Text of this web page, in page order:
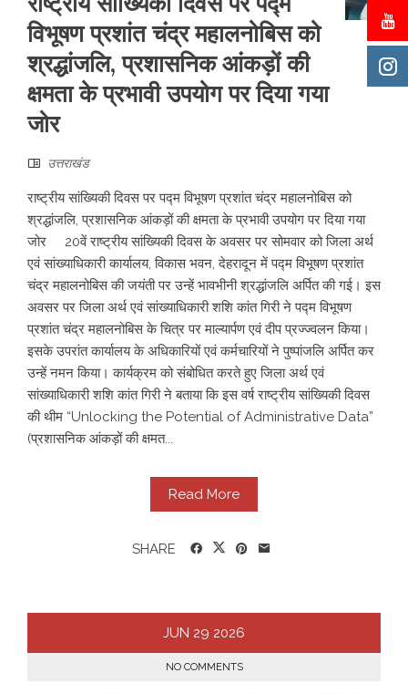
विभूषण प्रशांत चंद्र महालनोबिस को
श्रद्धांजलि, प्रशासनिक आंकड़ों की
क्षमता के प्रभावी उपयोग पर दिया गया
जोर
उत्तराखंड
राष्ट्रीय सांख्यिकी दिवस पर पद्म विभूषण प्रशांत चंद्र महालनोबिस को
श्रद्धांजलि, प्रशासनिक आंकड़ों की क्षमता के प्रभावी उपयोग पर दिया गया
जोर 20वें राष्ट्रीय सांख्यिकी दिवस के अवसर पर सोमवार को जिला अर्थ
एवं सांख्याधिकारी कार्यालय, विकास भवन, देहरादून में पद्म विभूषण प्रशांत
चंद्र महालनोबिस की जयंती पर उन्हें भावभीनी श्रद्धांजलि अर्पित की गई। इस
अवसर पर जिला अर्थ एवं सांख्याधिकारी शशि कांत गिरी ने पद्म विभूषण
प्रशांत चंद्र महालनोबिस के चित्र पर माल्यार्पण एवं दीप प्रज्ज्वलन किया।
इसके उपरांत कार्यालय के अधिकारियों एवं कर्मचारियों ने पुष्पांजलि अर्पित कर
उन्हें नमन किया। कार्यक्रम को संबोधित करते हुए जिला अर्थ एवं
सांख्याधिकारी शशि कांत गिरी ने बताया कि इस वर्ष राष्ट्रीय सांख्यिकी दिवस
की थीम “Unlocking the Potential of Administrative Data”
(प्रशासनिक आंकड़ों की क्षमत...
Read More
SHARE
JUN 29 2026
NO COMMENTS